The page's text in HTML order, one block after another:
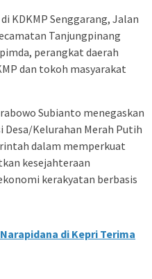
KDKMP Senggarang, Jalan
Tanjungpinang
perangkat daerah
dan tokoh masyarakat
Subianto menegaskan
Desa/Kelurahan Merah Putih
dalam memperkuat
kesejahteraan
kerakyatan berbasis
di Kepri Terima